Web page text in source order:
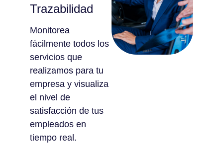
Trazabilidad
Monitorea
fácilmente todos los
servicios que
realizamos para tu
empresa y visualiza
el nivel de
satisfacción de tus
empleados en
tiempo real.